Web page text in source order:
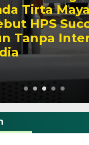
Tirta
HPS
Tanpa